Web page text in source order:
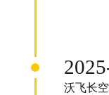
沃飞长